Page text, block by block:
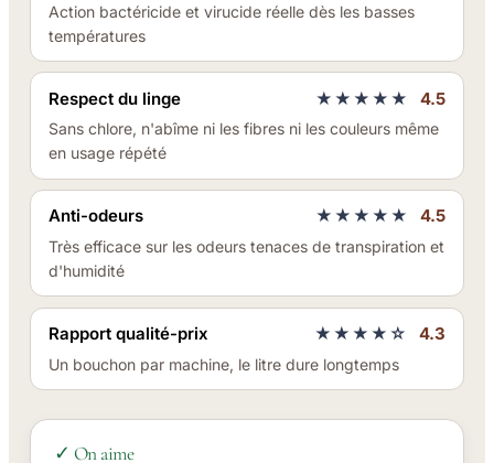
Action bactéricide et virucide réelle dès les basses
températures
Respect du linge ★★★★★ 4.5
Sans chlore, n'abîme ni les fibres ni les couleurs même
en usage répété
Anti-odeurs ★★★★★ 4.5
Très efficace sur les odeurs tenaces de transpiration et
d'humidité
Rapport qualité-prix ★★★★☆ 4.3
Un bouchon par machine, le litre dure longtemps
✓ On aime